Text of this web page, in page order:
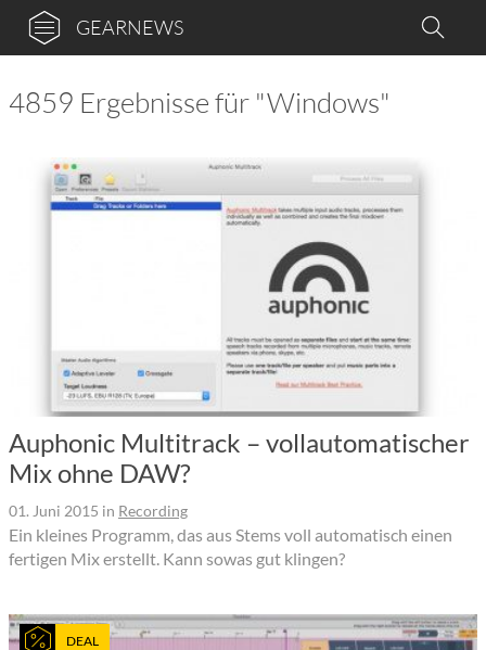
GEARNEWS
4859 Ergebnisse für "Windows"
Auphonic Multitrack – vollautomatischer
Mix ohne DAW?
01. Juni 2015 in Recording
Ein kleines Programm, das aus Stems voll automatisch einen
fertigen Mix erstellt. Kann sowas gut klingen?
DEAL